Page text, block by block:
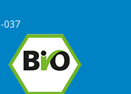
037